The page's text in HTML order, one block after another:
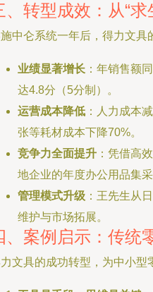
、转型成效：从“求
中仑系统一年后，得力文具
业绩显著增长 ：年销售额
达4.8分（5分制）。
运营成本降低 ：人力成本
张等耗材成本下降70%。
竞争力全面提升 ：凭借高
地企业的年度办公用品集采
管理模式升级 ：王先生从
维护与市场拓展。
、案例启示：传统
文具的成功转型，为中小型